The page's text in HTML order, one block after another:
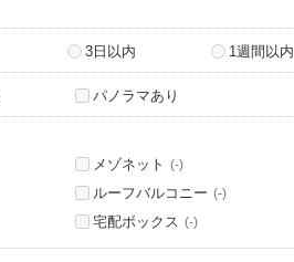
3日以内 1週間以内
パノラマあり
メゾネット (-)
ルーフバルコニー (-)
宅配ボックス (-)